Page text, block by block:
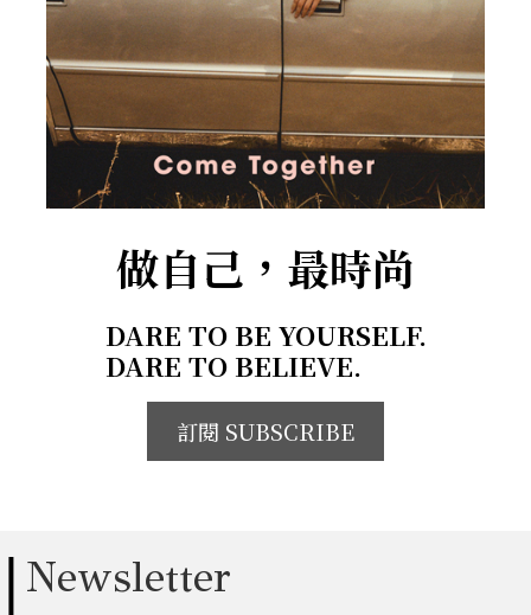
做自己，最時尚
DARE TO BE YOURSELF.
DARE TO BELIEVE.
訂閱 SUBSCRIBE
Newsletter